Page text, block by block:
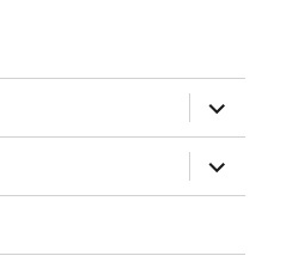
öffnen
öffnen